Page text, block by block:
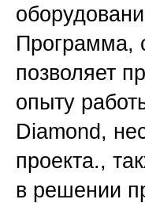
Программа,
позволяет
опыту
Diamond,
проекта.,
в решении